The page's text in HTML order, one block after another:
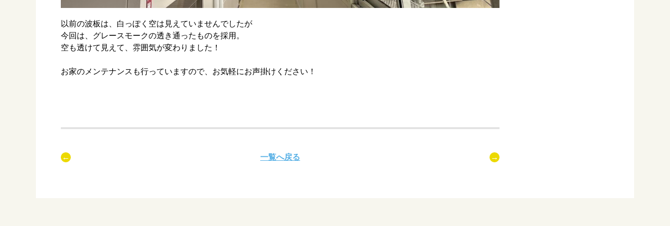
以前の波板は、白っぽく空は見えていませんでしたが
今回は、グレースモークの透き通ったものを採用。
空も透けて見えて、雰囲気が変わりました！
お家のメンテナンスも行っていますので、お気軽にお声掛けください！
一覧へ戻る